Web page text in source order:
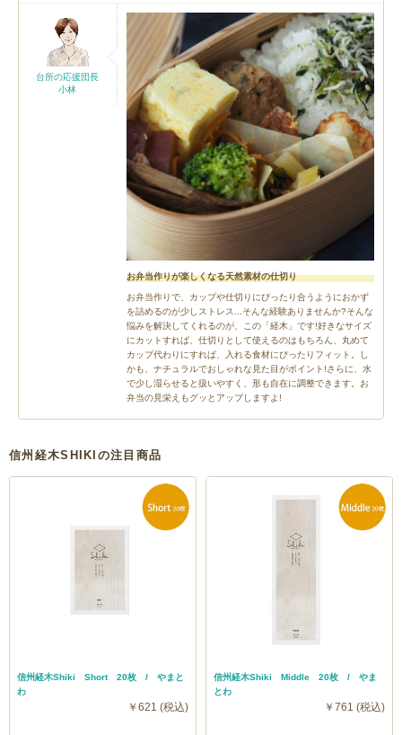
台所の応援団長
小林
お弁当作りが楽しくなる天然素材の仕切り
お弁当作りで、カップや仕切りにぴったり合うようにおかず
を詰めるのが少しストレス...そんな経験ありませんか?そんな
悩みを解決してくれるのが、この「経木」です!好きなサイズ
にカットすれば、仕切りとして使えるのはもちろん、丸めて
カップ代わりにすれば、入れる食材にぴったりフィット。し
かも、ナチュラルでおしゃれな見た目がポイント!さらに、水
で少し湿らせると扱いやすく、形も自在に調整できます。お
弁当の見栄えもグッとアップしますよ!
信州経木SHIKIの注目商品
信州経木Shiki Short 20枚 / やまと
わ
￥621 (税込)
信州経木Shiki Middle 20枚 / やま
とわ
￥761 (税込)